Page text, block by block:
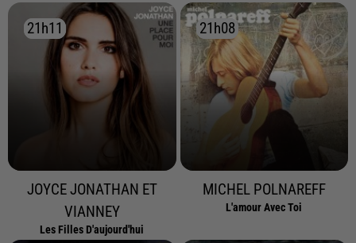
21h11
21h11
JOYCE JONATHAN ET
VIANNEY
Les Filles D'aujourd'hui
21h08
21h08
MICHEL POLNAREFF
L'amour Avec Toi